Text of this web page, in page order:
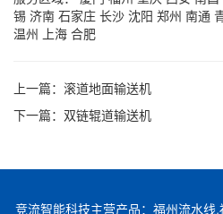
锡 济南 石家庄 长沙 沈阳 郑州 南通
温州
上海 合肥
上一篇： 滚道地面输送机
下一篇： 双链辊道输送机
竞流智能科技主营产品：福州流水线